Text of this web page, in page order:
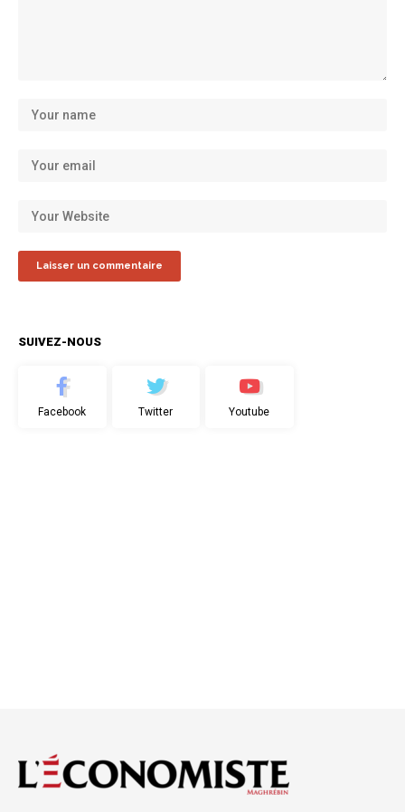
SUIVEZ-NOUS
Facebook Twitter Youtube